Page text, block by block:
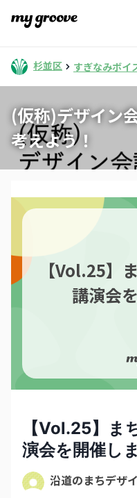
杉並区 すぎなみボイ
(仮称)デザイン
考えよう！
【Vol.25】
講演会
【Vol.25】ま
演会を開催し
沿道のまちデザ